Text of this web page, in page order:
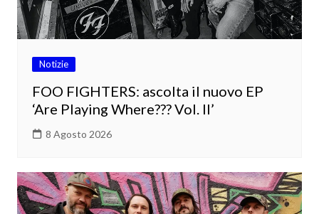
Notizie
FOO FIGHTERS: ascolta il nuovo EP
‘Are Playing Where??? Vol. II’
8 Agosto 2026